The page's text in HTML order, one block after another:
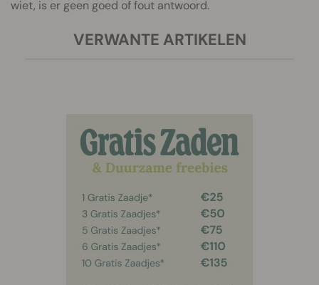
wiet, is er geen goed of fout antwoord.
VERWANTE ARTIKELEN